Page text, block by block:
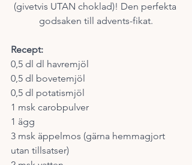
(givetvis UTAN choklad)! Den perfekta
godsaken till advents-fikat.
Recept:
0,5 dl dl havremjöl
0,5 dl bovetemjöl
0,5 dl potatismjöl
1 msk carobpulver
1 ägg
3 msk äppelmos (gärna hemmagjort
utan tillsatser)